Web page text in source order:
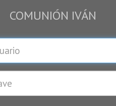
COMUNIÓN IVÁN